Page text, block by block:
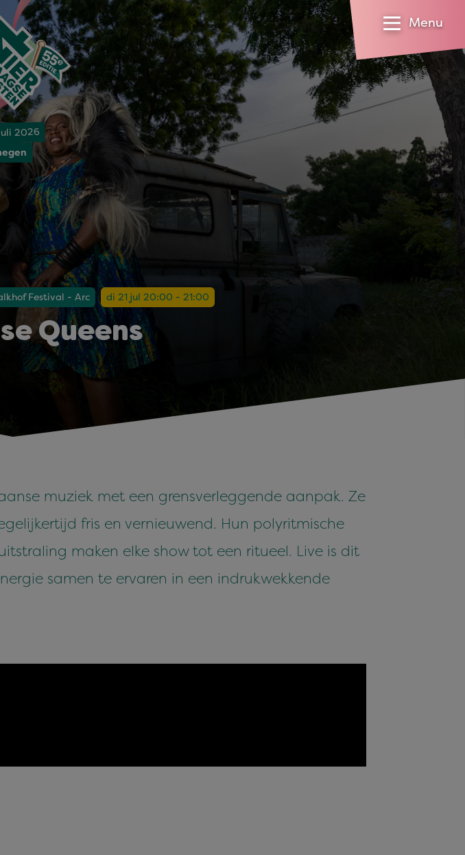
2026
Menu
Festival - Arc di 21 jul 20:00 - 21:00
Queens
muziek met een grensverleggende aanpak. Ze
fris en vernieuwend. Hun polyritmische
maken elke show tot een ritueel. Live is dit
samen te ervaren in een indrukwekkende